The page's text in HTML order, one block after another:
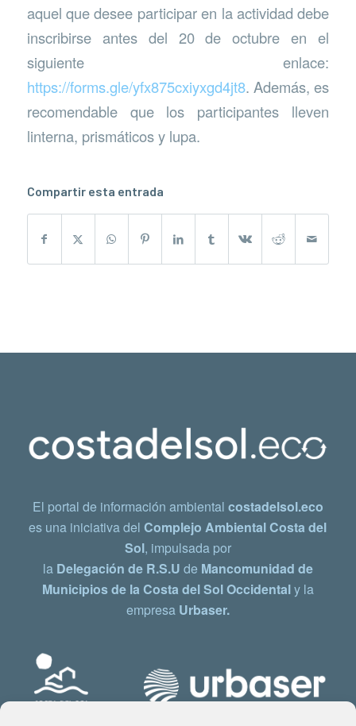
aquel que desee participar en la actividad debe
inscribirse antes del 20 de octubre en el
siguiente enlace:
https://forms.gle/yfx875cxiyxgd4jt8. Además, es
recomendable que los participantes lleven
linterna, prismáticos y lupa.
Compartir esta entrada
El portal de información ambiental costadelsol.eco
es una iniciativa delComplejo Ambiental Costa del
Sol, impulsada por
la Delegación de R.S.U de Mancomunidad de
Municipios de la Costa del Sol Occidentaly la
empresa Urbaser.